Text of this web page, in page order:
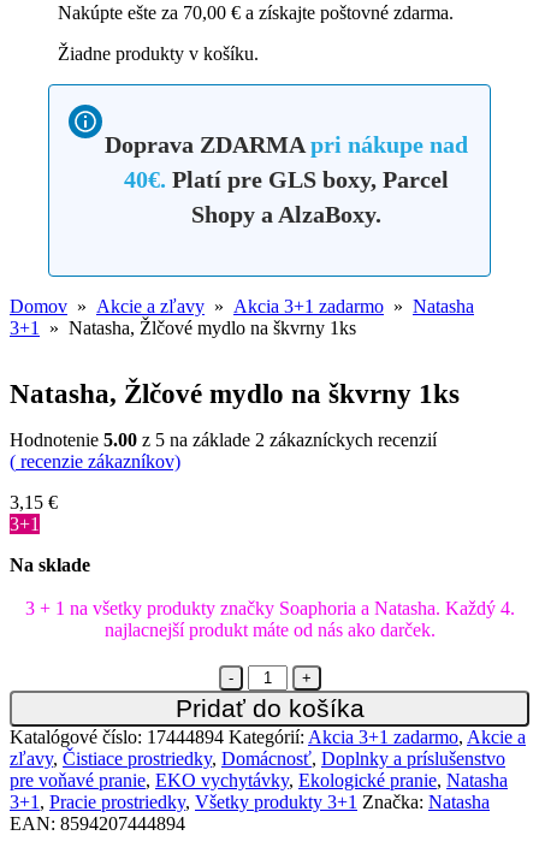
Nakúpte ešte za 70,00 € a získajte poštovné zdarma.
Žiadne produkty v košíku.
Doprava ZDARMApri nákupe nad
40€. Platí pre GLS boxy, Parcel
Shopy a AlzaBoxy.
Domov » Akcie a zľavy » Akcia 3+1 zadarmo » Natasha
3+1
» Natasha, Žlčové mydlo na škvrny 1ks
Natasha, Žlčové mydlo na škvrny 1ks
Hodnotenie 5.00 z 5 na základe 2 zákazníckych recenzií
( recenzie zákazníkov)
3,15 €
3+1
Na sklade
3 + 1 na všetky produkty značky Soaphoria a Natasha. Každý 4.
najlacnejší produkt máte od nás ako darček.
Quantity
Pridať do košíka
Katalógové číslo: 17444894 Kategórií: Akcia 3+1 zadarmo, Akcie a
zľavy, Čistiace prostriedky, Domácnosť, Doplnky a príslušenstvo
pre voňavé pranie, EKO vychytávky, Ekologické pranie, Natasha
3+1 , Pracie prostriedky, Všetky produkty 3+1 Značka: Natasha
EAN: 8594207444894